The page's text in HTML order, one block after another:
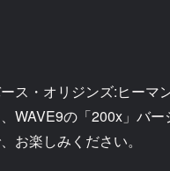
ス・オリジンズ:ヒー
WAVE9の「200x」バ
お楽しみください。